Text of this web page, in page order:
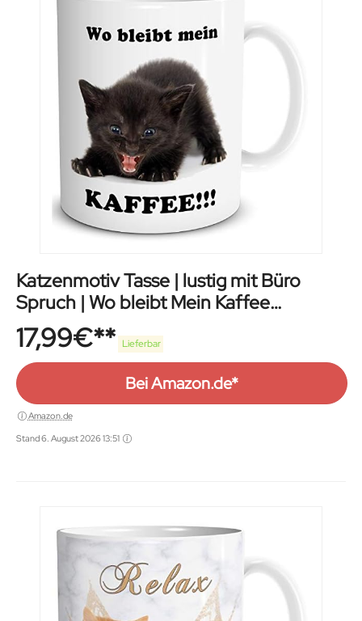
Katzenmotiv Tasse | lustig mit Büro
Spruch | Wo bleibt Mein Kaffee
Geschenk
17,99€ Lieferbar
Bei Amazon.de*
Amazon.de
Stand 6. August 2026 13:51